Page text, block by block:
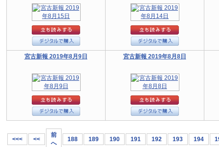
宮古新報 2019年8月9日 宮古新報 2019年8月8日
<<< <<
前
へ
188 189 190 191 192 193 194